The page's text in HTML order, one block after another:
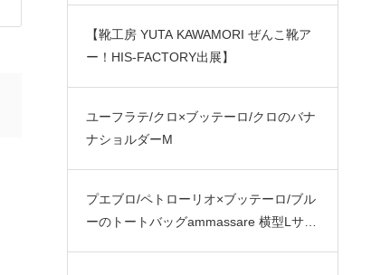
【靴工房 YUTA KAWAMORI ぜんこ靴ア
ー！HIS-FACTORY出展】
ユーフラテ/クロ×ブッテーロ/クロのバナ
ナショルダーM
プエブロ/ペトローリオ×ブッテーロ/ブル
ーのトートバッグammassare 横型Lサイ